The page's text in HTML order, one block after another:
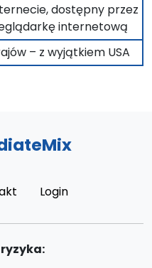
dostępny przez
internetową
– z wyjątkiem USA
Login